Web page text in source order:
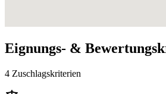
Eignungs- &
4 Zuschlagskriterien